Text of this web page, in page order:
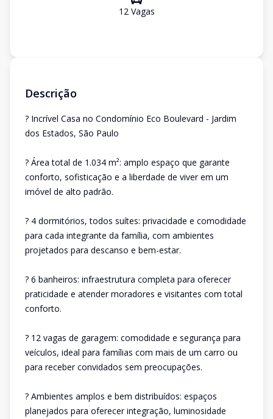
12Vagas
Descrição
? Incrível Casa no Condomínio Eco Boulevard - Jardim
dos Estados, São Paulo
? Área total de 1.034 m²: amplo espaço que garante
conforto, sofisticação e a liberdade de viver em um
imóvel de alto padrão.
? 4 dormitórios, todos suítes: privacidade e comodidade
para cada integrante da família, com ambientes
projetados para descanso e bem-estar.
? 6 banheiros: infraestrutura completa para oferecer
praticidade e atender moradores e visitantes com total
conforto.
? 12 vagas de garagem: comodidade e segurança para
veículos, ideal para famílias com mais de um carro ou
para receber convidados sem preocupações.
? Ambientes amplos e bem distribuídos: espaços
planejados para oferecer integração, luminosidade